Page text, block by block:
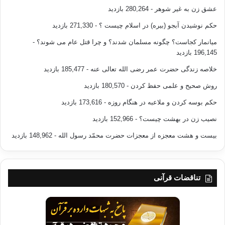
پیداست در اجتهاد و استنباطهای فردی درصد خطای اجتهادی بر عکس شورا به
خواهد رسید و حکم مجتهدان منفرد به عنوان حکم خدا در نظر گرفته نمی‌شود؛
و هیچگاه
بر هیچ کسی حجت نخواهد بود، تنها در صورت نبود شورا و اضطرار است که از
فردی پیروی خواهد شد. سخن آخر اینکه شورا تنها راه دوری جستن از تفرق و
پراکندگی
مسلمانان است که زمینه‌ی اجرای شورا را از همان خانواده که کوچکترین
هسته‌ی اجتماع
دهند و گرنه
در فردای قیامت در برابر خدای رحمان عذری نخواهند داشت.
متن اصلی مقاله
شورا از لوازم فطرت
عشق زن به غیر شوهر - 280,264 بازدید
حکم نوشیدن آبجو (بیره) در اسلام چیست ؟ - 271,330 بازدید
میانمار کجاست؟ چگونه مسلمان شدند؟ و چرا قتل عام می شوند؟ -
196,145 بازدید
خلاصه زندگی حضرت عمر رضی الله تعالی عنه - 185,477 بازدید
روش صحیح و علمی حفظ کردن - 180,570 بازدید
حکم بوسه کردن و ملاعبه در هنگام روزه - 173,616 بازدید
نصیب زن در بهشت چیست؟ - 152,966 بازدید
بیست و هشت معجزه از معجزات حضرت محمّد رسول الله - 148,962 بازدید
تناقضات قرآنی